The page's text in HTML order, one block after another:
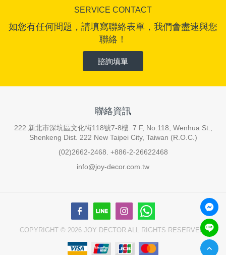
SERVICE CONTACT
如您有任何問題，請填寫聯絡表單，我們會盡速與您
聯絡！
諮詢填單
聯絡資訊
222 新北市深坑區文化街118號7-8樓. 7 F, No.118, Wenhua St.,
Shenkeng Dist. 222 New Taipei City, Taiwan (R.O.C.)
(02)2662-2468. +886-2-26622468
info@joy-decor.com.tw
COPYRIGHT © 2026 JOY DECTOR ALL RIGHTS RESERVED.